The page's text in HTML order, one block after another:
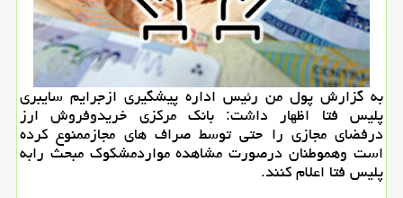
به گزارش پول من رئیس اداره پیشگیری ازجرایم سایبری
پلیس فتا اظهار داشت: بانك مركزی خریدوفروش ارز
درفضای مجازی را حتی توسط صراف های مجازممنوع كرده
است وهموطنان درصورت مشاهده مواردمشكوك مبحث رابه
پلیس فتا اعلام كنند.